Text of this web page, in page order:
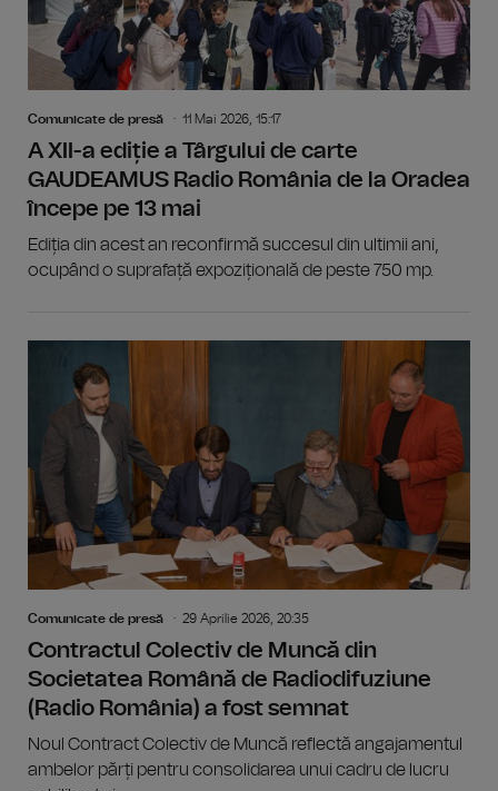
Comunicate de presă 11 Mai 2026, 15:17
A XII-a ediție a Târgului de carte
GAUDEAMUS Radio România de la Oradea
începe pe 13 mai
Ediția din acest an reconfirmă succesul din ultimii ani,
ocupând o suprafață expozițională de peste 750 mp.
Comunicate de presă 29 Aprilie 2026, 20:35
Contractul Colectiv de Muncă din
Societatea Română de Radiodifuziune
(Radio România) a fost semnat
Noul Contract Colectiv de Muncă reflectă angajamentul
ambelor părți pentru consolidarea unui cadru de lucru